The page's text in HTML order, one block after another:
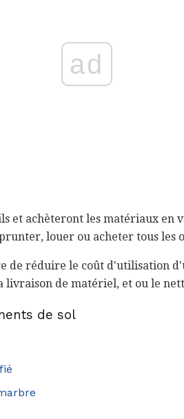
ad
et achèteront les matériaux en
louer ou acheter tous les
de réduire le coût d'utilisation
livraison de matériel, et ou le
de sol